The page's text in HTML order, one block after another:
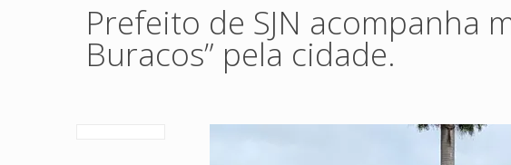
Prefeito de SJN acompanha
Buracos” pela cidade.